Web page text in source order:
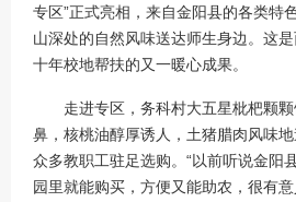
专区”正式亮相，来自金阳县的各类特
山深处的自然风味送达师生身边。这
十年校地帮扶的又一暖心成果。
走进专区，务科村大五星枇杷颗
鼻，核桃油醇厚诱人，土猪腊肉风味地
众多教职工驻足选购。“以前听说金阳
园里就能购买，方便又能助农，很有